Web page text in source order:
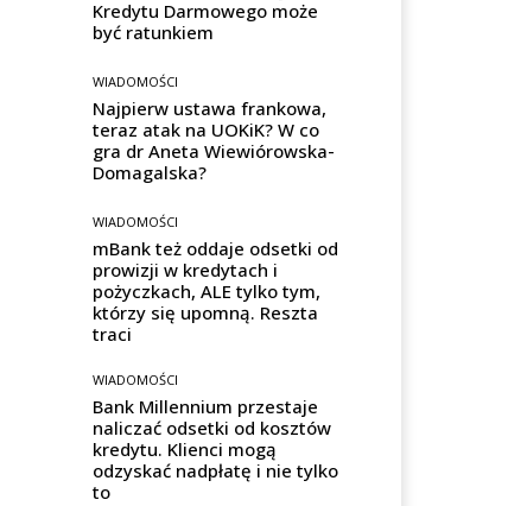
Kredytu Darmowego może
być ratunkiem
WIADOMOŚCI
Najpierw ustawa frankowa,
teraz atak na UOKiK? W co
gra dr Aneta Wiewiórowska-
Domagalska?
WIADOMOŚCI
mBank też oddaje odsetki od
prowizji w kredytach i
pożyczkach, ALE tylko tym,
którzy się upomną. Reszta
traci
WIADOMOŚCI
Bank Millennium przestaje
naliczać odsetki od kosztów
kredytu. Klienci mogą
odzyskać nadpłatę i nie tylko
to